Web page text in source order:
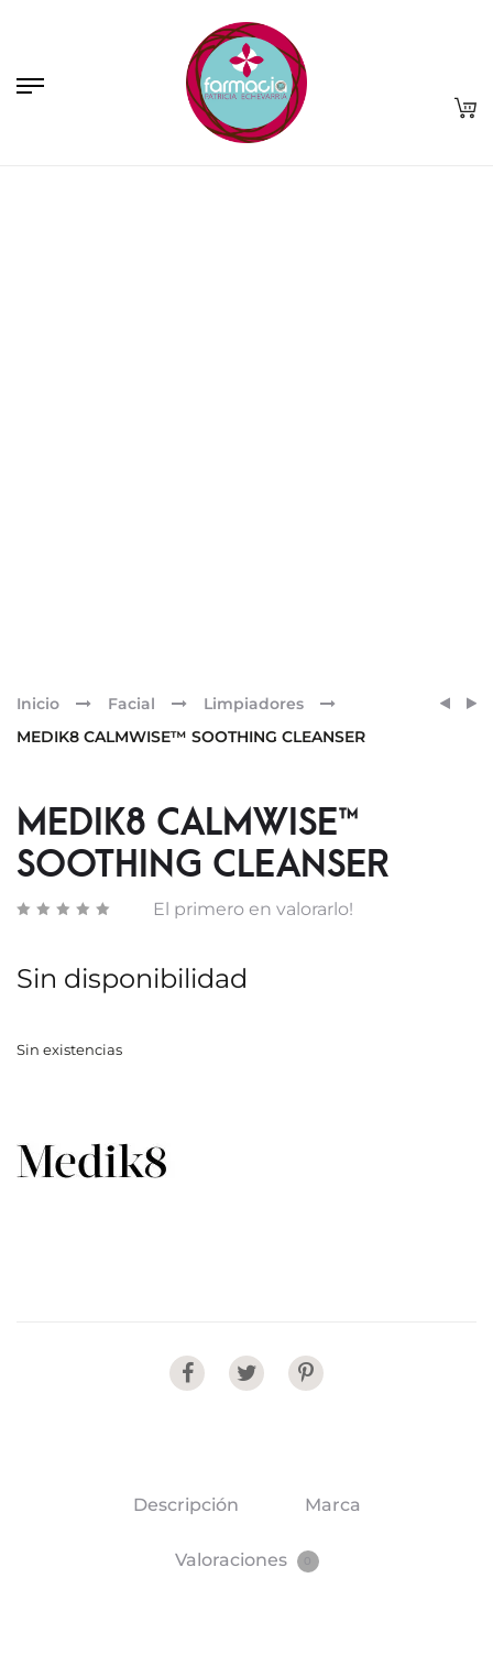
Inicio Facial
Limpiadores
MEDIK8 CALMWISE™ SOOTHING CLEANSER
MEDIK8 CALMWISE™
SOOTHING CLEANSER
El primero en valorarlo!
Sin disponibilidad
Sin existencias
Share
Descripción Marca
Valoraciones